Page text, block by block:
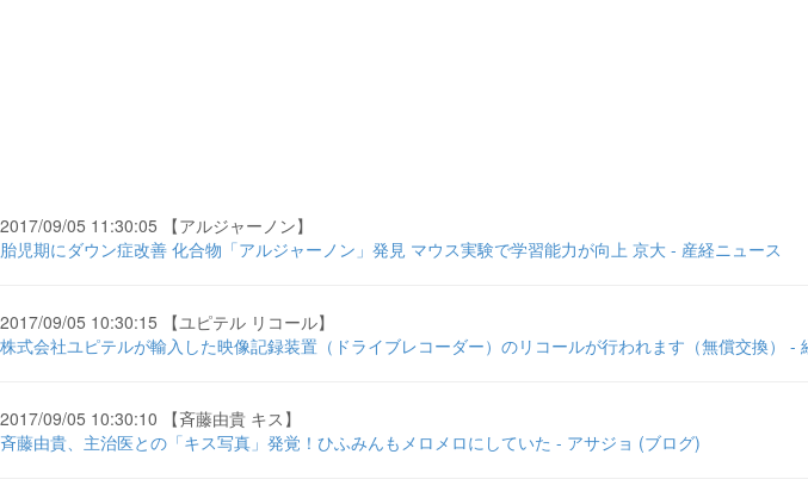
2017/09/05 11:30:05 【アルジャーノン】
胎児期にダウン症改善 化合物「アルジャーノン」発見 マウス実験で学習能力が向上 京大 - 産経ニュース
2017/09/05 10:30:15 【ユピテル リコール】
株式会社ユピテルが輸入した映像記録装置（ドライブレコーダー）のリコールが行われます（無償交換） -
2017/09/05 10:30:10 【斉藤由貴 キス】
斉藤由貴、主治医との「キス写真」発覚！ひふみんもメロメロにしていた - アサジョ (ブログ)